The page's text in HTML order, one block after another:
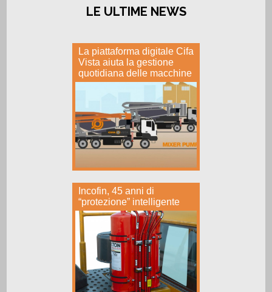
LE ULTIME NEWS
La piattaforma digitale Cifa
Vista aiuta la gestione
quotidiana delle macchine
Incofin, 45 anni di
“protezione” intelligente